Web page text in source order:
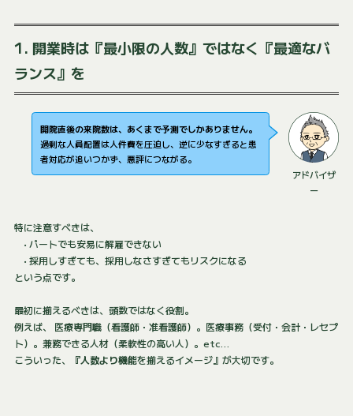
1. 開業時は『最小限の人数』ではなく『最適なバ
ランス』を
アドバイザ
ー
開院直後の来院数は、あくまで予測でしかありません。
過剰な人員配置は人件費を圧迫し、逆に少なすぎると患
者対応が追いつかず、悪評につながる。
特に注意すべきは、
• パートでも安易に解雇できない
• 採用しすぎても、採用しなさすぎてもリスクになる
という点です。
最初に揃えるべきは、頭数ではなく役割。
例えば、 医療専門職（看護師・准看護師）。医療事務（受付・会計・レセプ
ト）。兼務できる人材（柔軟性の高い人）。etc…
こういった、
『人数より機能を揃えるイメージ』が大切です。